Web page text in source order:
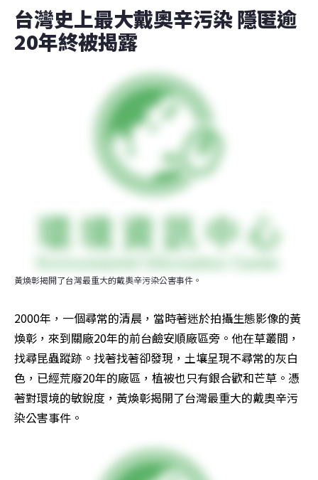
台灣史上最大戴奧辛污染 隱匿逾
20年終被揭露
黃煥彰揭開了台灣最重大的戴奧辛污染公害事件。
2000年，一個尋常的清晨，當時著迷於拍攝生態影像的黃
煥彰，來到關廠20年的前台鹼安順廠區旁。他在草叢間，
找尋昆蟲蹤跡。找著找著卻發現，土壤呈現不尋常的灰白
色，已經荒廢20年的廠區，植被也只有銀合歡和芒草。憑
著對環境的敏銳度，黃煥彰揭開了台灣最重大的戴奧辛污
染公害事件。